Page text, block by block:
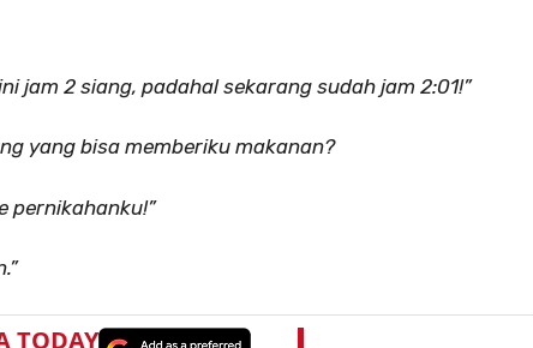
jam 2 siang, padahal sekarang sudah jam 2:01!”
yang bisa memberiku makanan?
pernikahanku!”